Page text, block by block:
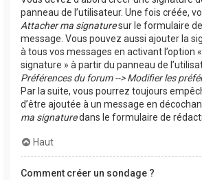
panneau de l’utilisateur. Une fois créée,
Attacher ma signaturesur le formulaire
message. Vous pouvez aussi ajouter la
à tous vos messages en activant l’option
signature » à partir du panneau de
Préférences du forum --> Modifier les
Par la suite, vous pourrez toujours
d’être ajoutée à un message en
ma signaturedans le formulaire de
Haut
Comment créer un sondage ?